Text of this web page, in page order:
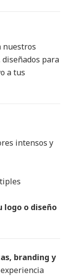
nuestros
diseñados para
a tus
intensos y
logo o diseño
branding y